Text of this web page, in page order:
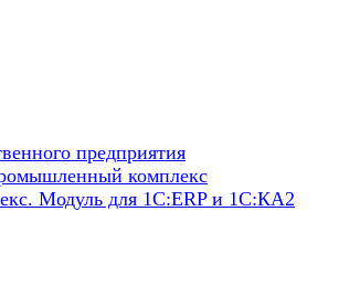
предприятия
комплекс
Модуль для 1С:ERP и 1С:КА2